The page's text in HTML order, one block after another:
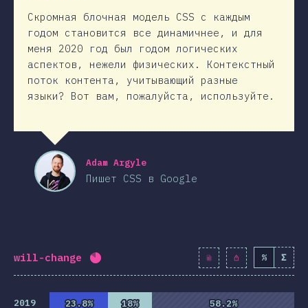
Скромная блочная модель CSS с каждым
годом становится все динамичнее, и для
меня 2020 год был годом логических
аспектов, нежели физических. Контекстный
поток контента, учитывающий разные
языки? Вот вам, пожалуйста, используйте.
Adam Argyle
Пишет CSS в Google
will-change Процент заполнения: 82.9% 9523 )
% Σ
2019 23.8%
23.8% 18%
18% 58.2%
58.2%